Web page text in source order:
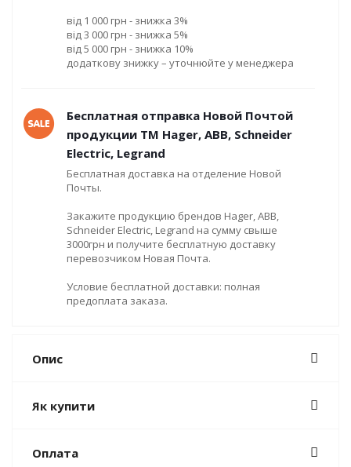
від 1 000 грн - знижка 3%
від 3 000 грн - знижка 5%
від 5 000 грн - знижка 10%
додаткову знижку – уточнюйте у менеджера
Бесплатная отправка Новой Почтой
продукции ТМ Hager, ABB, Schneider
Electric, Legrand
Бесплатная доставка на отделение Новой
Почты.
Закажите продукцию брендов Hager, ABB,
Schneider Electric, Legrand на сумму свыше
3000грн и получите бесплатную доставку
перевозчиком Новая Почта.
Условие бесплатной доставки: полная
предоплата заказа.
Опис
Як купити
Оплата